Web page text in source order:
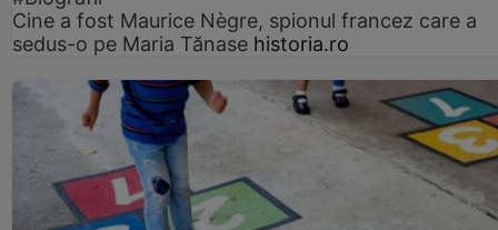
Cine a fost Maurice Nègre, spionul francez care a
sedus-o pe Maria Tănase historia.ro